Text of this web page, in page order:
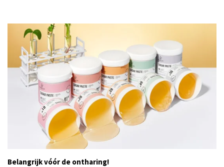
Belangrijk vóór de ontharing!